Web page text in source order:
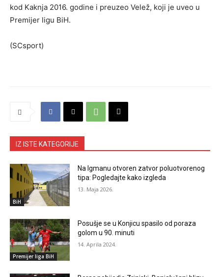
kod Kaknja 2016. godine i preuzeo Velež, koji je uveo u
Premijer ligu BiH.
(SCsport)
IZ ISTE KATEGORIJE
BiH
Na Igmanu otvoren zatvor poluotvorenog
tipa: Pogledajte kako izgleda
13. Maja 2026.
Premijer liga BiH
Posušje se u Konjicu spasilo od poraza
golom u 90. minuti
14. Aprila 2024.